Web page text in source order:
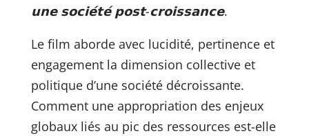
𝘂𝗻𝗲 𝘀𝗼𝗰𝗶𝗲́𝘁𝗲́ 𝗽𝗼𝘀𝘁-𝗰𝗿𝗼𝗶𝘀𝘀𝗮𝗻𝗰𝗲.
Le film aborde avec lucidité, pertinence et
engagement la dimension collective et
politique d’une société décroissante.
Comment une appropriation des enjeux
globaux liés au pic des ressources est-elle